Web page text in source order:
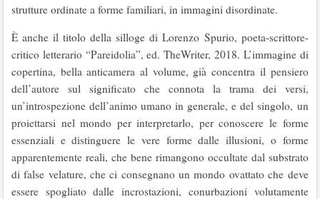
strutture ordinate a forme familiari, in immagini disordinate.
È anche il titolo della silloge di Lorenzo Spurio, poeta-scrittore-
critico letterario “Pareidolia”, ed. TheWriter, 2018. L’immagine di
copertina, bella anticamera al volume, già concentra il pensiero
dell’autore sul significato che connota la trama dei versi,
un’introspezione dell’animo umano in generale, e del singolo, un
proiettarsi nel mondo per interpretarlo, per conoscere le forme
essenziali e distinguere le vere forme dalle illusioni, o forme
apparentemente reali, che bene rimangono occultate dal substrato
di false velature, che ci consegnano un mondo ovattato che deve
essere spogliato dalle incrostazioni, conurbazioni volutamente